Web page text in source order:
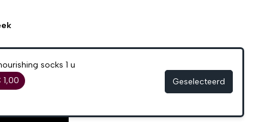
socks 1 u
Geselecteerd